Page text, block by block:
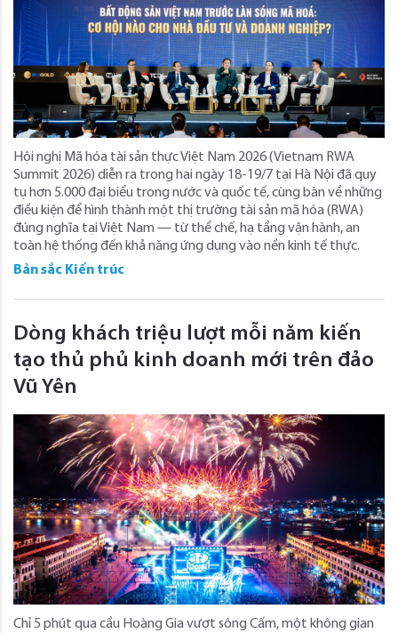
Hội nghị Mã hóa tài sản thực Việt Nam 2026 (Vietnam RWA
Summit 2026) diễn ra trong hai ngày 18-19/7 tại Hà Nội đã quy
tụ hơn 5.000 đại biểu trong nước và quốc tế, cùng bàn về những
điều kiện để hình thành một thị trường tài sản mã hóa (RWA)
đúng nghĩa tại Việt Nam — từ thể chế, hạ tầng vận hành, an
toàn hệ thống đến khả năng ứng dụng vào nền kinh tế thực.
Bản sắc Kiến trúc
Dòng khách triệu lượt mỗi năm kiến
tạo thủ phủ kinh doanh mới trên đảo
Vũ Yên
Chỉ 5 phút qua cầu Hoàng Gia vượt sông Cấm, một không gian